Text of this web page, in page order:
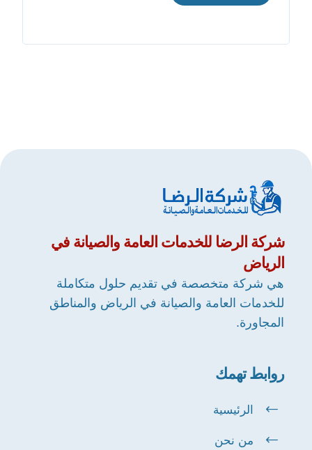
شركة الرضا للخدمات العامة والصيانة في
الرياض
هي شركة متخصصة في تقديم حلول متكاملة
للخدمات العامة والصيانة في الرياض والمناطق
المجاورة.
روابط تهمك
الرئيسية
من نحن